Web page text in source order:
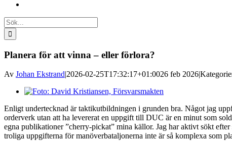
Sök
efter:
Planera för att vinna – eller förlora?
Av Johan Ekstrand|2026-02-25T17:32:17+01:0026 feb 2026|
Visa
bild
Enligt undertecknad är taktikutbildningen i grunden bra. Något jag
orderverk utan att ha levererat en uppgift till DUC är en minut som
egna publikationer ”cherry-pickat” mina källor. Jag har aktivt sökt
troliga uppgifterna för manöverbataljonerna inte är så komplexa som